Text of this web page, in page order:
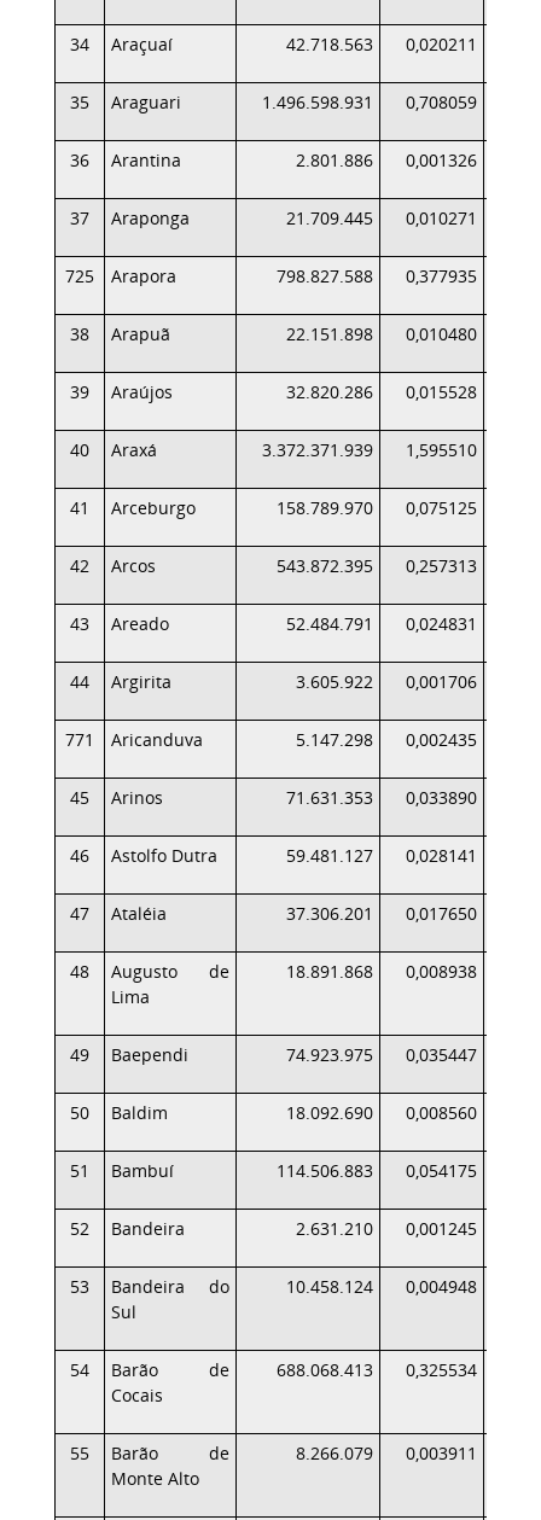
34 Araçuaí 42.718.563 0,020211
35 Araguari 1.496.598.931 0,708059
36 Arantina 2.801.886 0,001326
37 Araponga 21.709.445 0,010271
725 Arapora 798.827.588 0,377935
38 Arapuã 22.151.898 0,010480
39 Araújos 32.820.286 0,015528
40 Araxá 3.372.371.939 1,595510
41 Arceburgo 158.789.970 0,075125
42 Arcos 543.872.395 0,257313
43 Areado 52.484.791 0,024831
44 Argirita 3.605.922 0,001706
771 Aricanduva 5.147.298 0,002435
45 Arinos 71.631.353 0,033890
46 Astolfo Dutra 59.481.127 0,028141
47 Ataléia 37.306.201 0,017650
48
Augusto de
Lima
18.891.868 0,008938
49 Baependi 74.923.975 0,035447
50 Baldim 18.092.690 0,008560
51 Bambuí 114.506.883 0,054175
52 Bandeira 2.631.210 0,001245
53
Bandeira do
Sul
10.458.124 0,004948
54
Barão de
Cocais
688.068.413 0,325534
55
Barão de
Monte Alto
8.266.079 0,003911